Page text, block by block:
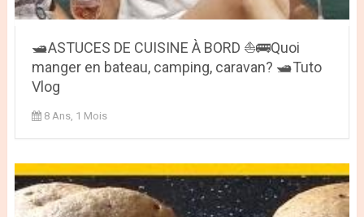
🛥️ASTUCES DE CUISINE À BORD ⛵🚌Quoi
manger en bateau, camping, caravan? 🛥️Tuto
Vlog
8 Ans, 1 Mois